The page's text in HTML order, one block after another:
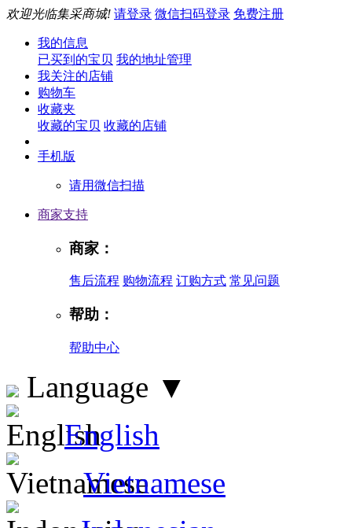
欢迎光临集采商城! 请登录 微信扫码登录 免费注册
我的信息
已买到的宝贝 我的地址管理
我关注的店铺
购物车
收藏夹
收藏的宝贝 收藏的店铺
手机版
请用微信扫描
商家支持
商家：
售后流程 购物流程 订购方式 常见问题
帮助：
帮助中心
Language ▼
English
Vietnamese